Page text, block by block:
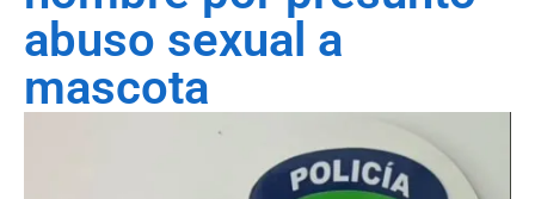
abuso sexual a
mascota